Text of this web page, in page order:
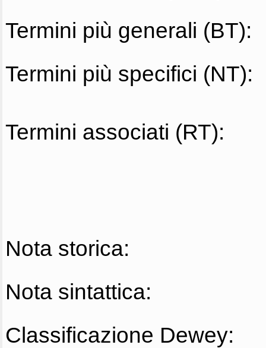
Termini più generali (BT):
Termini più specifici (NT):
Termini associati (RT):
Nota storica:
Nota sintattica:
Classificazione Dewey: